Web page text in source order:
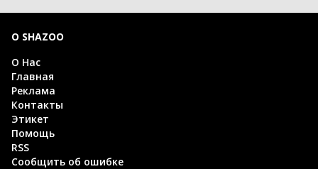
О SHAZOO
О Нас
Главная
Реклама
Контакты
Этикет
Помощь
RSS
Сообщить об ошибке